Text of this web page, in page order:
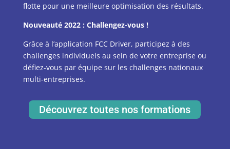
flotte pour une meilleure optimisation des résultats.
Nouveauté 2022 : Challengez-vous !
Grâce à l’application FCC Driver, participez à des
challenges individuels au sein de votre entreprise ou
défiez-vous par équipe sur les challenges nationaux
multi-entreprises.
Découvrez toutes nos formations